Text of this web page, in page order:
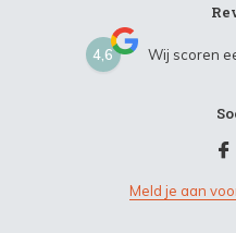
4,6 Wij scoren
Meld je aan